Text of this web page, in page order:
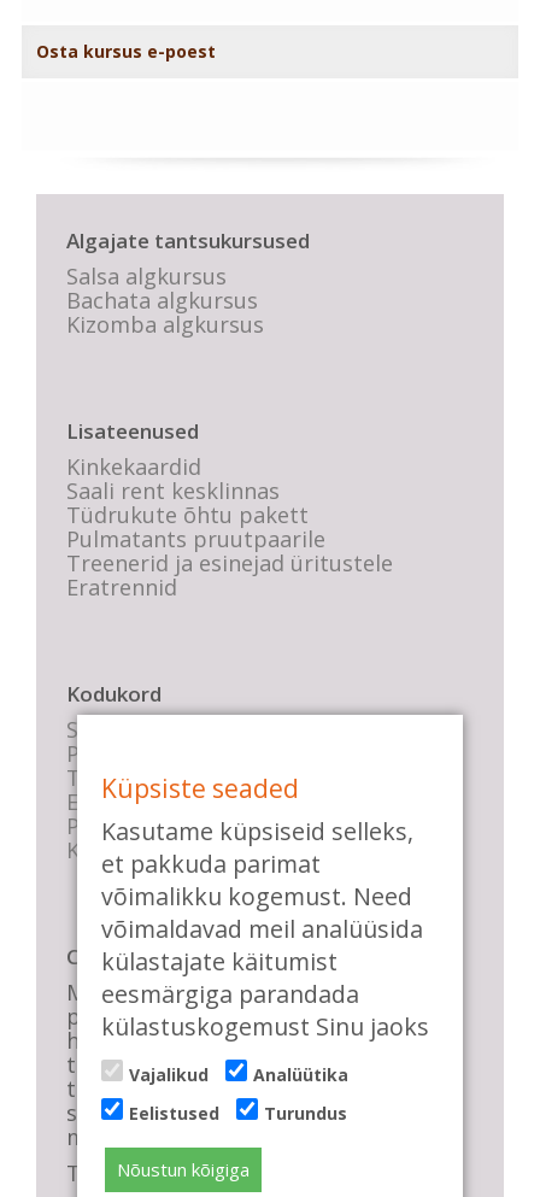
Osta kursus e-poest
Algajate tantsukursused
Salsa algkursus
Bachata algkursus
Kizomba algkursus
Lisateenused
Kinkekaardid
Saali rent kesklinnas
Tüdrukute õhtu pakett
Pulmatants pruutpaarile
Treenerid ja esinejad üritustele
Eratrennid
Kodukord
Stuudio sisekord
Privaatsustingimused
Tasemete kirjeldused
E-poe tingimused
Parkimise info
KKK
Casa de Baile
Me pühendume lõbusale olemisele,
positiivsele seltskonnale ja
huvitavatele ning kasulikele
tantsudele. Kui mõnes meie
talveõhtuses trennis tuled kustutada,
siis vaatab vastu säravate silmade
meri, mis näitab, et oleme õigel teel!
Tule ka sina meie sekka.
Küpsiste seaded
Kasutame küpsiseid selleks,
et pakkuda parimat
võimalikku kogemust. Need
võimaldavad meil analüüsida
külastajate käitumist
eesmärgiga parandada
külastuskogemust Sinu jaoks
Vajalikud
Analüütika
Eelistused
Turundus
Nõustun kõigiga